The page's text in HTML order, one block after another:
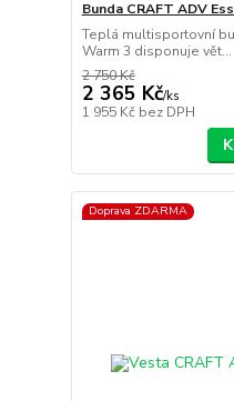
Bunda CRAFT ADV
Teplá multisportovní
Warm 3 disponuje vět...
2 750 Kč
2 365 Kč/ks
1 955 Kč bez DPH
Doprava ZDARMA